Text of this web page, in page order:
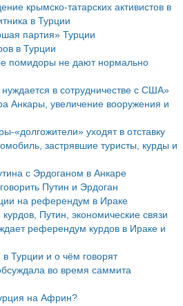
крымско-татарских активистов в
в Турции
партия» Турции
в Турции
помидоры не дают нормально
в сотрудничестве с США»
Анкары, увеличение вооружения и
«долгожители» уходят в отставку
застрявшие туристы, курды и
с Эрдоганом в Анкаре
Путин и Эрдоган
на референдум в Ираке
Путин, экономические связи
референдум курдов в Ираке и
в Турции и о чём говорят
во время саммита
на Африн?